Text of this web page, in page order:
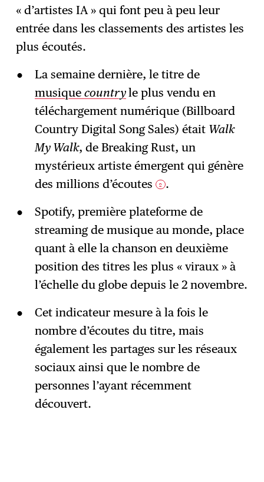
« d’artistes IA » qui font peu à peu leur
entrée dans les classements des artistes les
plus écoutés.
La semaine dernière, le titre de
musique countryle plus vendu en
téléchargement numérique (Billboard
Country Digital Song Sales) était Walk
My Walk, de Breaking Rust, un
mystérieux artiste émergent qui génère
des millions d’écoutes
2 .
Spotify, première plateforme de
streaming de musique au monde, place
quant à elle la chanson en deuxième
position des titres les plus « viraux » à
l’échelle du globe depuis le 2 novembre.
Cet indicateur mesure à la fois le
nombre d’écoutes du titre, mais
également les partages sur les réseaux
sociaux ainsi que le nombre de
personnes l’ayant récemment
découvert.